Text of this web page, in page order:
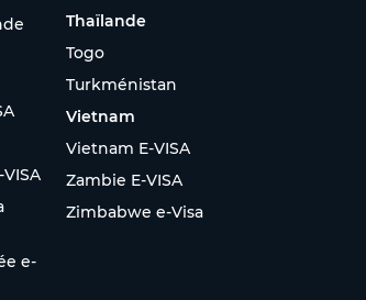
e-
Thaïlande
Togo
Turkménistan
Vietnam
Vietnam E-VISA
Zambie E-VISA
Zimbabwe e-Visa